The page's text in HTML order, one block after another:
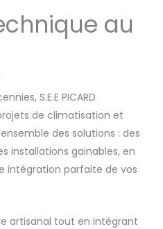
au
S.E.E PICARD
de climatisation et
des solutions : des
installations gainables, en
intégration parfaite de vos
artisanal tout en intégrant